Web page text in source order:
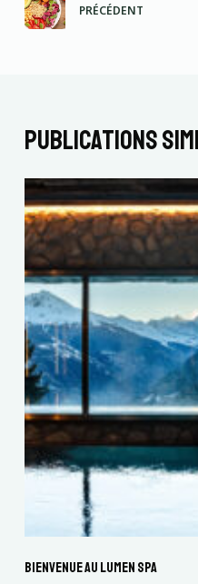
PRÉCÉDENT
Publications
Bienvenue au lumen spa